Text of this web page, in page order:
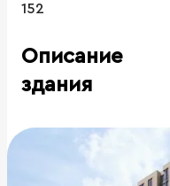
152
Описание
здания